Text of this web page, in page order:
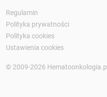
Regulamin
Polityka prywatności
Polityka cookies
Ustawienia cookies
© 2009-2026 Hematoonkologia.pl